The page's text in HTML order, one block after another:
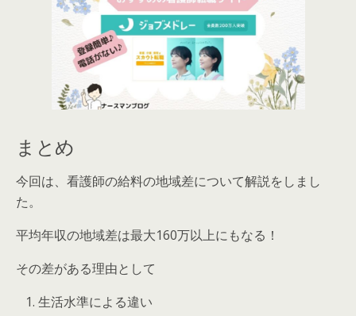
まとめ
今回は、看護師の給料の地域差について解説をしまし
た。
平均年収の地域差は最大160万以上にもなる！
その差がある理由として
生活水準による違い